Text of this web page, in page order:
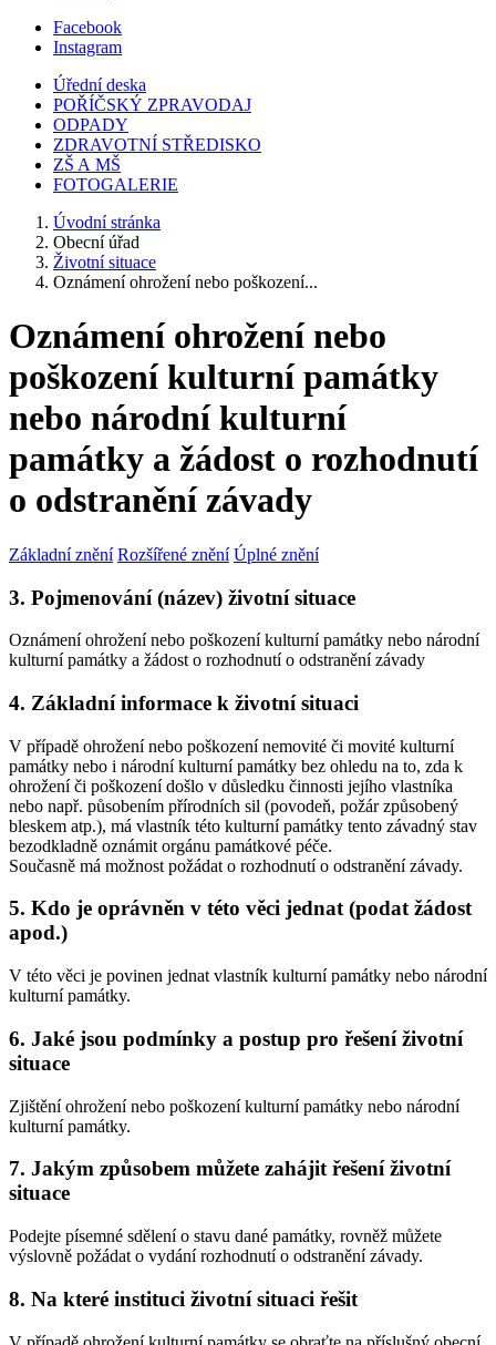
Facebook
Instagram
Úřední deska
POŘÍČSKÝ ZPRAVODAJ
ODPADY
ZDRAVOTNÍ STŘEDISKO
ZŠ A MŠ
FOTOGALERIE
Úvodní stránka
Obecní úřad
Životní situace
Oznámení ohrožení nebo poškození...
Oznámení ohrožení nebo
poškození kulturní památky
nebo národní kulturní
památky a žádost o rozhodnutí
o odstranění závady
Základní znění Rozšířené znění Úplné znění
3. Pojmenování (název) životní situace
Oznámení ohrožení nebo poškození kulturní památky nebo národní
kulturní památky a žádost o rozhodnutí o odstranění závady
4. Základní informace k životní situaci
V případě ohrožení nebo poškození nemovité či movité kulturní
památky nebo i národní kulturní památky bez ohledu na to, zda k
ohrožení či poškození došlo v důsledku činnosti jejího vlastníka
nebo např. působením přírodních sil (povodeň, požár způsobený
bleskem atp.), má vlastník této kulturní památky tento závadný stav
bezodkladně oznámit orgánu památkové péče.
Současně má možnost požádat o rozhodnutí o odstranění závady.
5. Kdo je oprávněn v této věci jednat (podat žádost
apod.)
V této věci je povinen jednat vlastník kulturní památky nebo národní
kulturní památky.
6. Jaké jsou podmínky a postup pro řešení životní
situace
Zjištění ohrožení nebo poškození kulturní památky nebo národní
kulturní památky.
7. Jakým způsobem můžete zahájit řešení životní
situace
Podejte písemné sdělení o stavu dané památky, rovněž můžete
výslovně požádat o vydání rozhodnutí o odstranění závady.
8. Na které instituci životní situaci řešit